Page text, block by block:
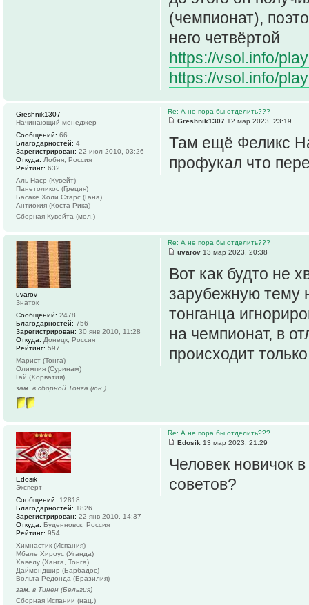
(чемпионат),
него четвёртой
https://vsol.info/
https://vsol.info/
Re: А не пора бы отделить???
Greshnik1307 12 мар 2023, 23:19
Там ещё Феликс
профукал что
Greshnik1307
Начинающий менеджер
Сообщений: 66
Благодарностей: 4
Зарегистрирован: 22 июл 2010, 03:26
Откуда: Лобня, Россия
Рейтинг: 632
Аль-Наср (Кувейт)
Панетоликос (Греция)
Басаке Холи Старс (Гана)
Антиокия (Коста-Рика)
Сборная Кувейта (мол.)
Re: А не пора бы отделить???
uvarov 13 мар 2023, 20:38
Вот как будто не
зарубежную тему
тонганца
на чемпионат, в
происходит
uvarov
Знаток
Сообщений: 2478
Благодарностей: 756
Зарегистрирован: 30 янв 2010, 11:28
Откуда: Донецк, Россия
Рейтинг: 597
Марист (Тонга)
Олимпия (Суринам)
Гай (Хорватия)
зам. в сборной Тонга (юн.)
Re: А не пора бы отделить???
Edosik 13 мар 2023, 21:29
Человек новичок
советов?
Edosik
Эксперт
Сообщений: 12818
Благодарностей: 1826
Зарегистрирован: 22 янв 2010, 14:37
Откуда: Буденновск, Россия
Рейтинг: 954
Химнастик (Испания)
Мбале Хироус (Уганда)
Хавелу (Ханга, Тонга)
Даймондшир (Барбадос)
Вольта Редонда (Бразилия)
зам. в Тинен (Бельгия)
Сборная Испании (нац.)